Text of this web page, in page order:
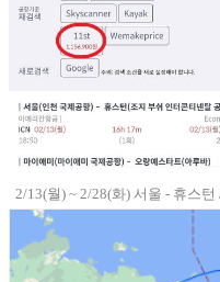
2/13(월) ~ 2/28(화) 서울 - 휴스